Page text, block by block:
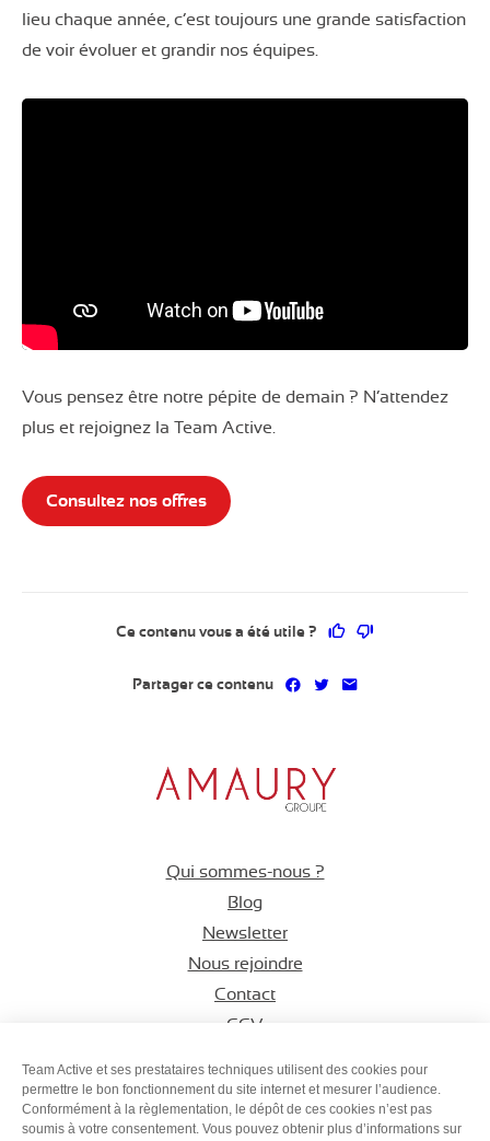
lieu chaque année, c’est toujours une grande satisfaction
de voir évoluer et grandir nos équipes.
Vous pensez être notre pépite de demain ? N’attendez
plus et rejoignez la Team Active.
Consultez nos offres
Ce contenu vous a été utile ? Ce contenu vous
Partager ce contenu Partager sur Facebook
Partager sur Twitter
Partager par
Qui sommes-nous ?
Blog
Newsletter
Nous rejoindre
Contact
CGV
Suivez-nous sur
Suivez-nous
Suivez-
Team Active et ses prestataires techniques utilisent des cookies pour
permettre le bon fonctionnement du site internet et mesurer l’audience.
Conformément à la règlementation, le dépôt de ces cookies n’est pas
soumis à votre consentement. Vous pouvez obtenir plus d’informations sur